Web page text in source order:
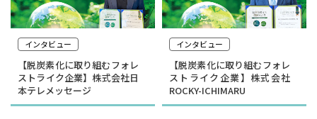
インタビュー
【脱炭素化に取り組むフォレ
ストライク企業】株式会社日
本テレメッセージ
インタビュー
【脱炭素化に取り組むフォレ
ストライク企業】株式会社
ROCKY-ICHIMARU